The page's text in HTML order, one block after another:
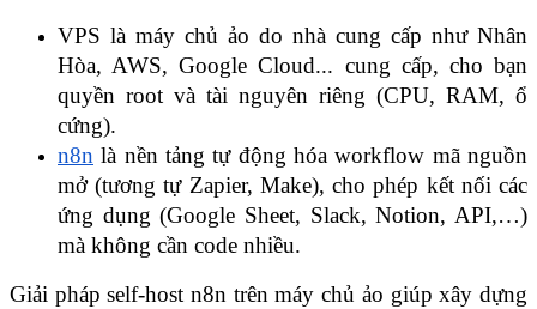
VPS là máy chủ ảo do nhà cung cấp như Nhân
Hòa, AWS, Google Cloud... cung cấp, cho bạn
quyền root và tài nguyên riêng (CPU, RAM, ổ
cứng).
n8n là nền tảng tự động hóa workflow mã nguồn
mở (tương tự Zapier, Make), cho phép kết nối các
ứng dụng (Google Sheet, Slack, Notion, API,…)
mà không cần code nhiều.
Giải pháp self-host n8n trên máy chủ ảo giúp xây dựng